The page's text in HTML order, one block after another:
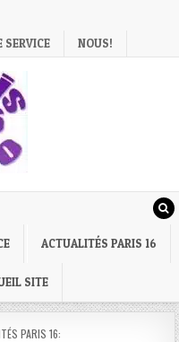
SERVICE NOUS!
ACTUALITÉS PARIS 16
SITE
PARIS 16: